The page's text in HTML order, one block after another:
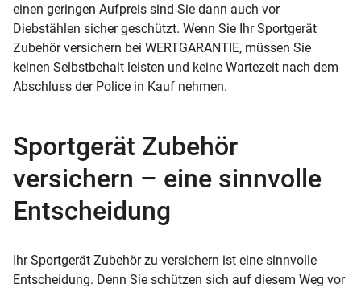
einen geringen Aufpreis sind Sie dann auch vor
Diebstählen sicher geschützt. Wenn Sie Ihr Sportgerät
Zubehör versichern bei WERTGARANTIE, müssen Sie
keinen Selbstbehalt leisten und keine Wartezeit nach dem
Abschluss der Police in Kauf nehmen.
Sportgerät Zubehör
versichern – eine sinnvolle
Entscheidung
Ihr Sportgerät Zubehör zu versichern ist eine sinnvolle
Entscheidung. Denn Sie schützen sich auf diesem Weg vor